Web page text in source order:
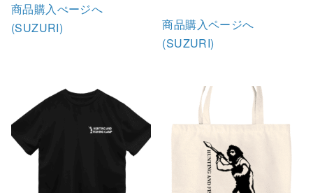
商品購入ぺージへ
(SUZURI)
商品購入ページへ
(SUZURI)